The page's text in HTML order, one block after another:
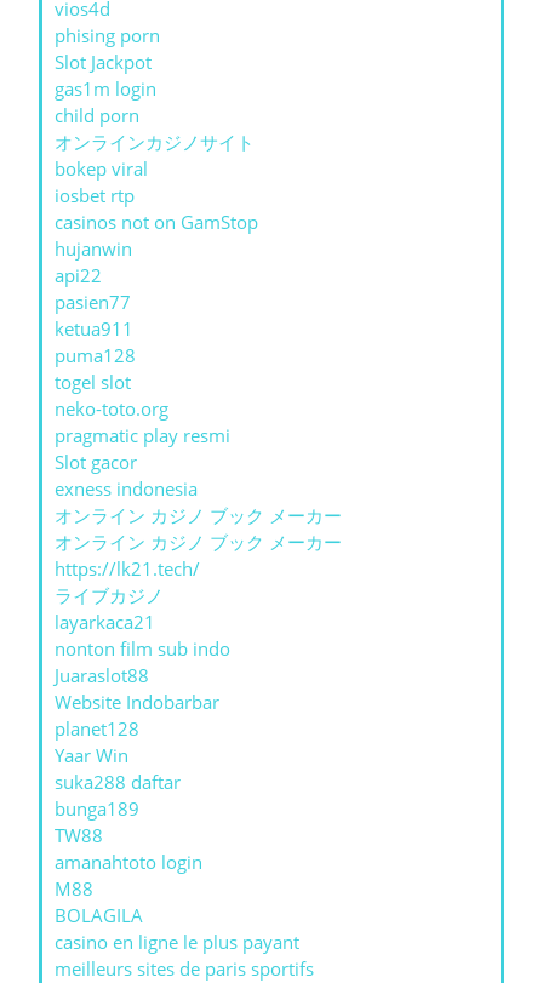
vios4d
phising porn
Slot Jackpot
gas1m login
child porn
オンラインカジノサイト
bokep viral
iosbet rtp
casinos not on GamStop
hujanwin
api22
pasien77
ketua911
puma128
togel slot
neko-toto.org
pragmatic play resmi
Slot gacor
exness indonesia
オンライン カジノ ブック メーカー
オンライン カジノ ブック メーカー
https://lk21.tech/
ライブカジノ
layarkaca21
nonton film sub indo
Juaraslot88
Website Indobarbar
planet128
Yaar Win
suka288 daftar
bunga189
TW88
amanahtoto login
M88
BOLAGILA
casino en ligne le plus payant
meilleurs sites de paris sportifs